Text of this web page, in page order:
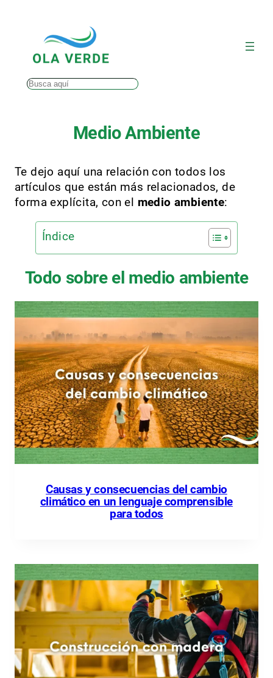
contenido
Buscar
Medio Ambiente
Te dejo aquí una relación con todos los
artículos que están más relacionados, de
forma explícita, con el medio ambiente:
Índice
Todo sobre el medio ambiente
Causas y consecuencias del cambio
climático en un lenguaje comprensible
para todos